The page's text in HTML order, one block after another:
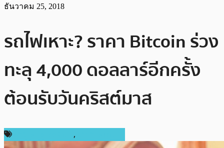
ธันวาคม 25, 2018
รถไฟเหาะ? ราคา Bitcoin ร่วง
ทะลุ 4,000 ดอลลาร์อีกครั้ง
ต้อนรับวันคริสต์มาส
,